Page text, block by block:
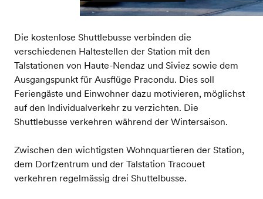
Die kostenlose Shuttlebusse verbinden die
verschiedenen Haltestellen der Station mit den
Talstationen von Haute-Nendaz und Siviez sowie dem
Ausgangspunkt für Ausflüge Pracondu. Dies soll
Feriengäste und Einwohner dazu motivieren, möglichst
auf den Individualverkehr zu verzichten. Die
Shuttlebusse verkehren während der Wintersaison.
Zwischen den wichtigsten Wohnquartieren der Station,
dem Dorfzentrum und der Talstation Tracouet
verkehren regelmässig drei Shuttelbusse.